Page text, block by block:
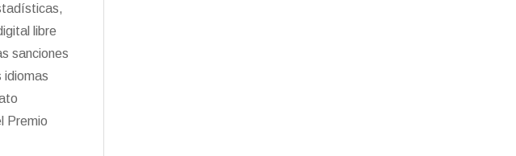
libre
sanciones
idiomas
Premio